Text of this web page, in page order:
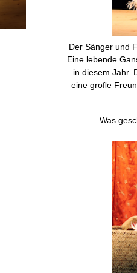
Der Sänger und
Eine lebende
in diesem Jahr.
eine groﬂe
Was